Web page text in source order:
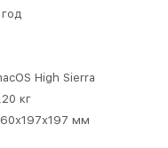
год
High Sierra
кг
мм